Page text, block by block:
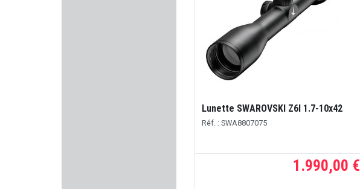
Lunette SWAROVSKI Z6I 1.7-10x42
Réf. : SWA8807075
1.990,00 €